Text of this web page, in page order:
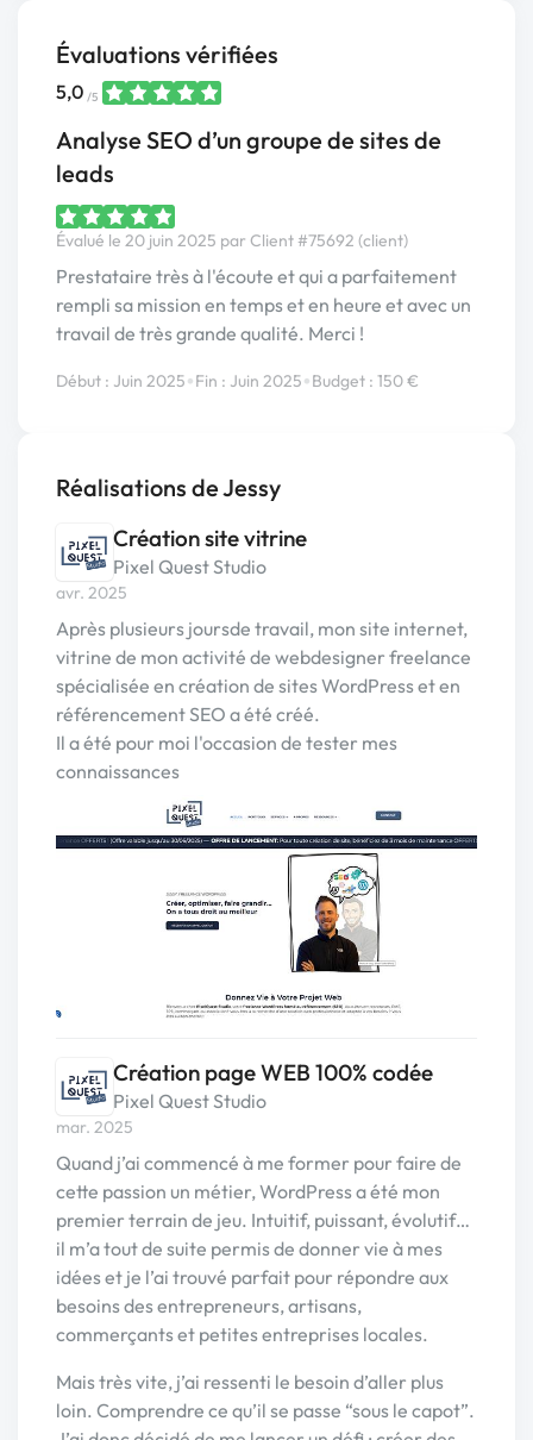
Évaluations vérifiées
5,0 /5
Analyse SEO d’un groupe de sites de
leads
Évalué le 20 juin 2025 par Client #75692 (client)
Prestataire très à l'écoute et qui a parfaitement
rempli sa mission en temps et en heure et avec un
travail de très grande qualité. Merci !
Début : Juin 2025•Fin : Juin 2025•Budget : 150 €
Réalisations de Jessy
Création site vitrine
Pixel Quest Studio
avr. 2025
Après plusieurs joursde travail, mon site internet,
vitrine de mon activité de webdesigner freelance
spécialisée en création de sites WordPress et en
référencement SEO a été créé.
Il a été pour moi l'occasion de tester mes
connaissances
Création page WEB 100% codée
Pixel Quest Studio
mar. 2025
Quand j’ai commencé à me former pour faire de
cette passion un métier, WordPress a été mon
premier terrain de jeu. Intuitif, puissant, évolutif…
il m’a tout de suite permis de donner vie à mes
idées et je l’ai trouvé parfait pour répondre aux
besoins des entrepreneurs, artisans,
commerçants et petites entreprises locales.
Mais très vite, j’ai ressenti le besoin d’aller plus
loin. Comprendre ce qu’il se passe “sous le capot”.